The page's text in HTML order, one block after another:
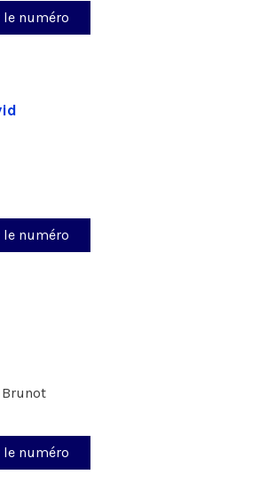
numéro
numéro
numéro